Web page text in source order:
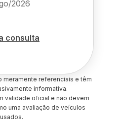
2026
consulta
meramente referenciais e têm
informativa.
validade oficial e não devem
uma avaliação de veículos
usados.